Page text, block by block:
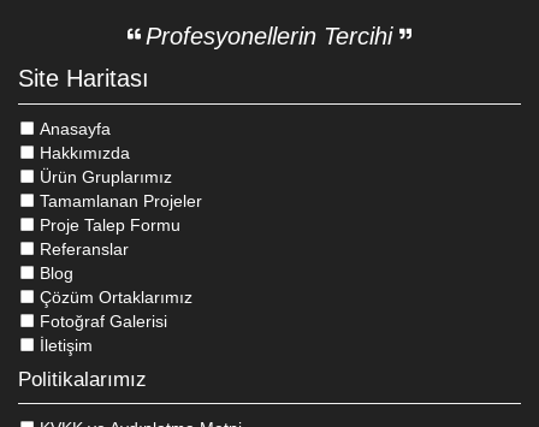
Profesyonellerin Tercihi
Site Haritası
Anasayfa
Hakkımızda
Ürün Gruplarımız
Tamamlanan Projeler
Proje Talep Formu
Referanslar
Blog
Çözüm Ortaklarımız
Fotoğraf Galerisi
İletişim
Politikalarımız